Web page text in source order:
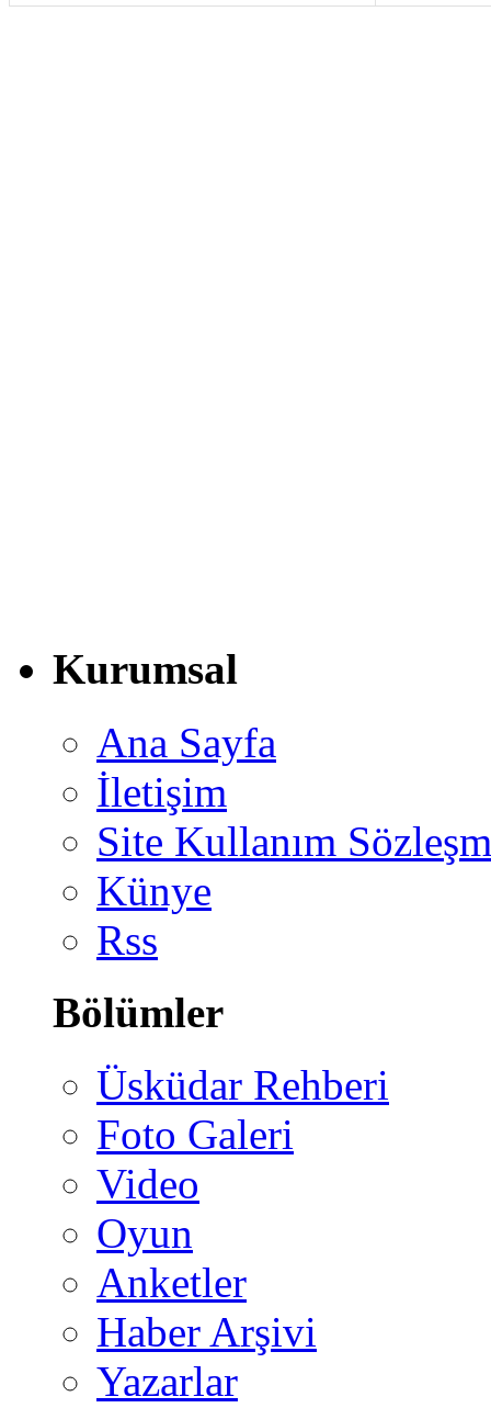
Kurumsal
Ana Sayfa
İletişim
Site Kullanım
Künye
Rss
Bölümler
Üsküdar Rehberi
Foto Galeri
Video
Oyun
Anketler
Haber Arşivi
Yazarlar